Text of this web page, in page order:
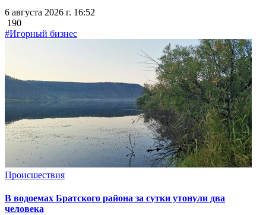
6 августа 2026 г. 16:52
190
#Игорный бизнес
Происшествия
В водоемах Братского района за сутки утонули два
человека